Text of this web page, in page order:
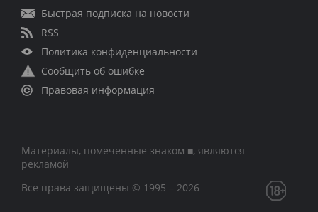
Быстрая подписка на новости
RSS
Политика конфиденциальности
Сообщить об ошибке
Правовая информация
Материалы, помеченные знаком ■, являются
рекламой
Все права защищены © 1995 – 2026